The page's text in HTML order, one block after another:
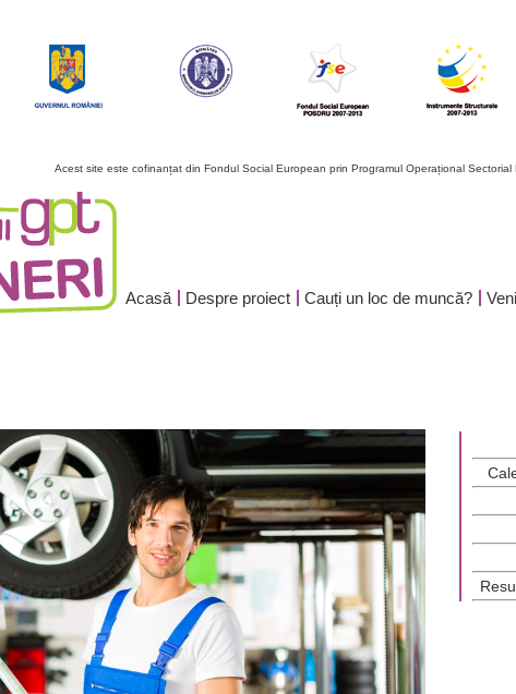
Acest site este cofinanțat din Fondul Social European prin Programul Operațional Sectorial
Acasă Despre proiect Cauți un loc de muncă?